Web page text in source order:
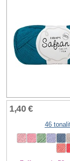
1,40 €
46